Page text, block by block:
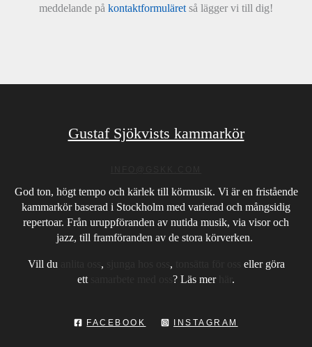
meddelande på kontaktformuläretså lägger vi till dig!
Gustaf Sjökvists kammarkör
God ton, högt tempo och kärlek till körmusik. Vi är en fristående
kammarkör baserad i Stockholm med varierad och mångsidig
repertoar. Från uruppföranden av nutida musik, via visor och
jazz, till framföranden av de stora körverken.
Vill du , ,
eller göra
ett
? Läs mer .
FACEBOOK INSTAGRAM